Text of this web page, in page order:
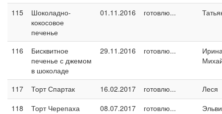
115
Шоколадно-
кокосовое
печенье
01.11.2016 готовлю...
116
Бисквитное
печенье с джемом
в шоколаде
29.11.2016 готовлю...
117 Торт Спартак 16.02.2017 готовлю...
Леся
118
Торт Черепаха 08.07.2017 готовлю...